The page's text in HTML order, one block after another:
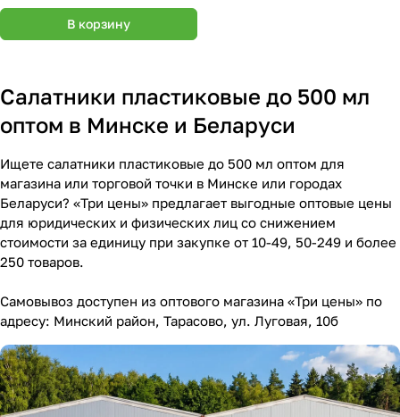
В корзину
Салатники пластиковые до 500 мл
оптом в Минске и Беларуси
Ищете салатники пластиковые до 500 мл оптом для
магазина или торговой точки в Минске или городах
Беларуси? «Три цены» предлагает выгодные оптовые цены
для юридических и физических лиц со снижением
стоимости за единицу при закупке от 10-49, 50-249 и более
250 товаров.
Самовывоз доступен из оптового магазина «Три цены» по
адресу: Минский район, Тарасово, ул. Луговая, 10б